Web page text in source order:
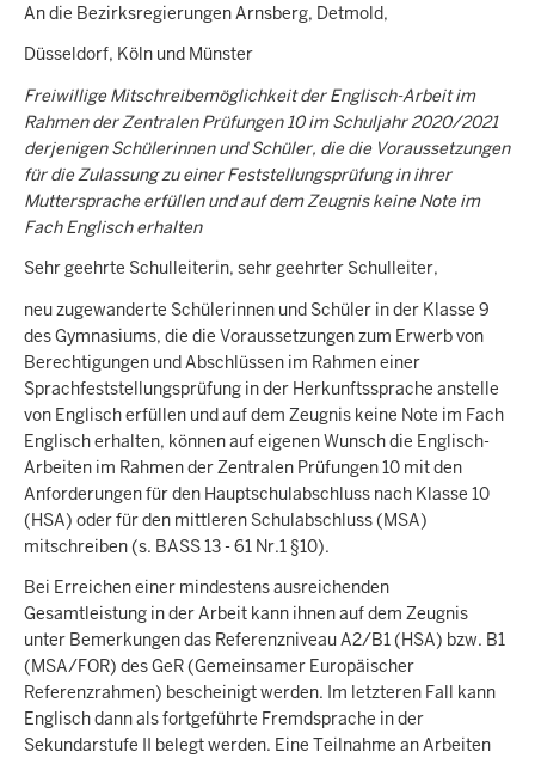
An die Bezirksregierungen Arnsberg, Detmold,
Düsseldorf, Köln und Münster
Freiwillige Mitschreibemöglichkeit der Englisch-Arbeit im
Rahmen der Zentralen Prüfungen 10 im Schuljahr 2020/2021
derjenigen Schülerinnen und Schüler, die die Voraussetzungen
für die Zulassung zu einer Feststellungsprüfung in ihrer
Muttersprache erfüllen und auf dem Zeugnis keine Note im
Fach Englisch erhalten
Sehr geehrte Schulleiterin, sehr geehrter Schulleiter,
neu zugewanderte Schülerinnen und Schüler in der Klasse 9
des Gymnasiums, die die Voraussetzungen zum Erwerb von
Berechtigungen und Abschlüssen im Rahmen einer
Sprachfeststellungsprüfung in der Herkunftssprache anstelle
von Englisch erfüllen und auf dem Zeugnis keine Note im Fach
Englisch erhalten, können auf eigenen Wunsch die Englisch-
Arbeiten im Rahmen der Zentralen Prüfungen 10 mit den
Anforderungen für den Hauptschulabschluss nach Klasse 10
(HSA) oder für den mittleren Schulabschluss (MSA)
mitschreiben (s. BASS 13 - 61 Nr.1 §10).
Bei Erreichen einer mindestens ausreichenden
Gesamtleistung in der Arbeit kann ihnen auf dem Zeugnis
unter Bemerkungen das Referenzniveau A2/B1 (HSA) bzw. B1
(MSA/FOR) des GeR (Gemeinsamer Europäischer
Referenzrahmen) bescheinigt werden. Im letzteren Fall kann
Englisch dann als fortgeführte Fremdsprache in der
Sekundarstufe II belegt werden. Eine Teilnahme an Arbeiten